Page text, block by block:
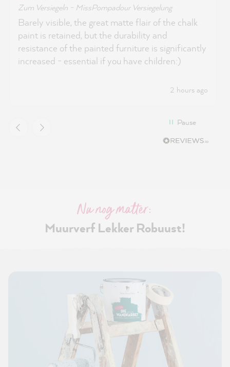
Zum Versiegeln - MissPompadour Versiegelung
Barely visible, the great matte flair of the chalk
paint is retained, but the durability and
resistance of the painted furniture is significantly
increased - essential if you have children:)
2 hours ago
Pause
Nu nog matter:
Muurverf Lekker Robuust!